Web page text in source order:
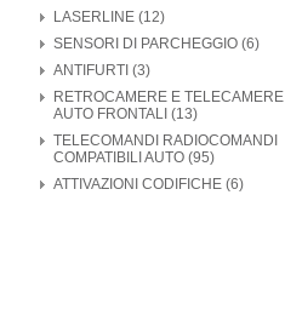
LASERLINE (12)
SENSORI DI PARCHEGGIO (6)
ANTIFURTI (3)
RETROCAMERE E TELECAMERE
AUTO FRONTALI (13)
TELECOMANDI RADIOCOMANDI
COMPATIBILI AUTO (95)
ATTIVAZIONI CODIFICHE (6)